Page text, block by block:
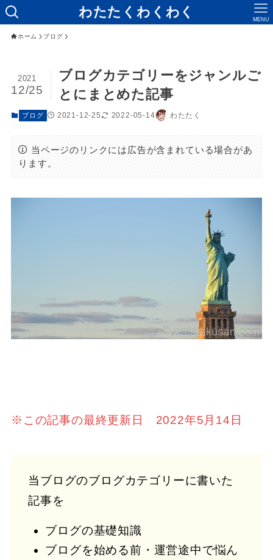
わたたくわくわく MENU
ホーム ブログ
ブログカテゴリーをジャンルご
とにまとめた記事
2021
12/25
ブログ 2021-12-25 2022-05-14 わたたく
当ページのリンクには広告が含まれている場合があ
ります。
※この記事の最終更新日 2022年5月14日
当ブログのブログカテゴリーに書いた
記事を
ブログの基礎知識
ブログを始める前・運営途中で悩ん